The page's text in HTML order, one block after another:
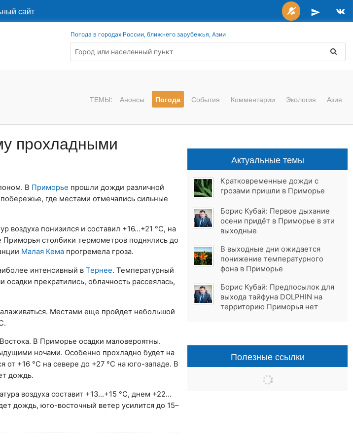
сайт
Погода в городах России, ближнего зарубежья, Азии
ТЕМЫ: Анонсы Погода События Комментарии Экология Азия
прохладными
В Приморье прошли дожди различной
где местами отмечались сильные
воздуха понизился и составил +16…+21 °С, на
столбики термометров поднялись до
Малая Кема прогремела гроза.
интенсивный в Тернее. Температурный
прекратились, облачность рассеялась,
Местами еще пройдет небольшой
В Приморье осадки маловероятны.
ночами. Особенно прохладно будет на
от +16 °С на севере до +27 °С на юго-западе. В
дождь.
воздуха составит +13…+15 °С, днем +22…
дождь, юго-восточный ветер усилится до 15–
Актуальные темы
Кратковременные дожди с
грозами пришли в Приморье
Борис Кубай: Первое дыхание
осени придёт в Приморье в эти
выходные
В выходные дни ожидается
понижение температурного
фона в Приморье
Борис Кубай: Предпосылок для
выхода тайфуна DOLPHIN на
территорию Приморья нет
Полезные ссылки